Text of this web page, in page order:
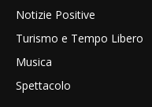
Notizie Positive
Turismo e Tempo Libero
Musica
Spettacolo